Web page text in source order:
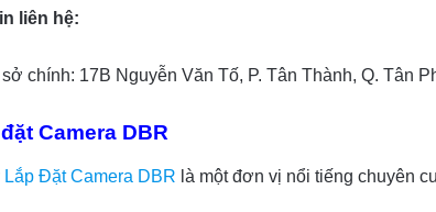
liên hệ:
chính: 17B Nguyễn Văn Tố, P. Tân Thành, Q. Tân
Camera DBR
Lắp Đặt Camera DBR là một đơn vị nổi tiếng chuyên